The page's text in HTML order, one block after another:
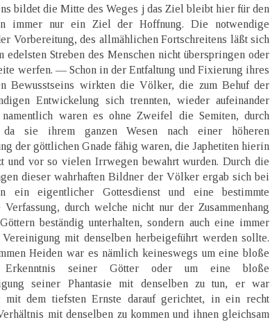
bildet die Mitte des Weges j das Ziel bleibt hier für den
immer nur ein Ziel der Hoffnung. Die notwendige
Vorbereitung, des allmählichen Fortschreitens läßt sich
edelsten Streben des Menschen nicht überspringen oder
werfen. — Schon in der Entfaltung und Fixierung ihres
Bewusstseins wirkten die Völker, die zum Behuf der
Entwickelung sich trennten, wieder aufeinander
waren es ohne Zweifel die Semiten, durch
da sie ihrem ganzen Wesen nach einer höheren
der göttlichen Gnade fähig waren, die Japhetiten hierin
und vor so vielen Irrwegen bewahrt wurden. Durch die
dieser wahrhaften Bildner der Völker ergab sich bei
ein eigentlicher Gottesdienst und eine bestimmte
durch welche nicht nur der Zusammenhang
beständig unterhalten, sondern auch eine immer
mit denselben herbeigeführt werden sollte.
Heiden war es nämlich keineswegs um eine bloße
Erkenntnis seiner Götter oder um eine bloße
seiner Phantasie mit denselben zu tun, er war
mit dem tiefsten Ernste darauf gerichtet, in ein recht
mit denselben zu kommen und ihnen gleichsam